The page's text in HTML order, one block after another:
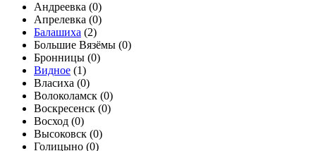
Андреевка (0)
Апрелевка (0)
Балашиха (2)
Большие Вязёмы (0)
Бронницы (0)
Видное (1)
Власиха (0)
Волоколамск (0)
Воскресенск (0)
Восход (0)
Высоковск (0)
Голицыно (0)